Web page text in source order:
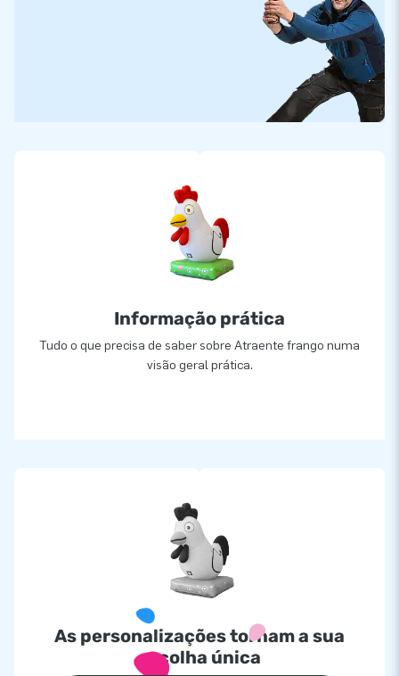
Informação prática
Tudo o que precisa de saber sobre Atraente frango numa
visão geral prática.
As personalizações tornam a sua
escolha única